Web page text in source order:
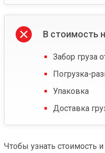
В стоимость
Забор груза
Погрузка-
Упаковка
Доставка
Чтобы узнать стоимость